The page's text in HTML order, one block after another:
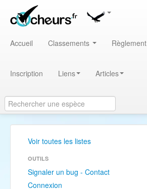
Accueil Classements Règlement
Inscription Liens Articles
Voir toutes les listes
OUTILS
Signaler un bug - Contact
Connexion